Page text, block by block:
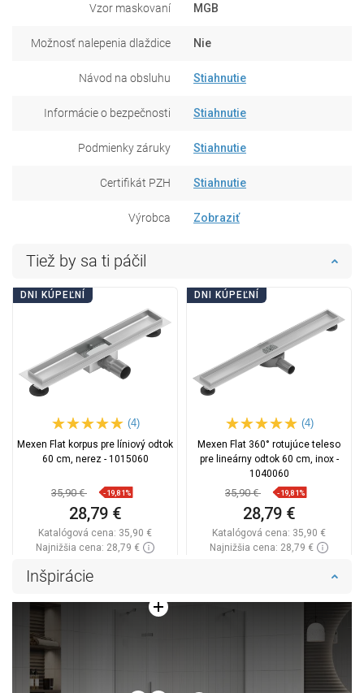
Vzor maskovaní MGB
Možnosť nalepenia dlaždice Nie
Návod na obsluhu Stiahnutie
Informácie o bezpečnosti Stiahnutie
Podmienky záruky Stiahnutie
Certifikát PZH Stiahnutie
Výrobca Zobraziť
Tiež by sa ti páčil
DNI KÚPEĽNÍ
(4)
Mexen Flat korpus pre líniový odtok
60 cm, nerez - 1015060
35,90 € -19,81%
28,79 €
Katalógová cena: 35,90 €
Najnižšia cena: 28,79 €
DNI KÚPEĽNÍ
(4)
Mexen Flat 360° rotujúce teleso
pre lineárny odtok 60 cm, inox -
1040060
35,90 € -19,81%
28,79 €
Katalógová cena: 35,90 €
Najnižšia cena: 28,79 €
Obľúbené
Inšpirácie